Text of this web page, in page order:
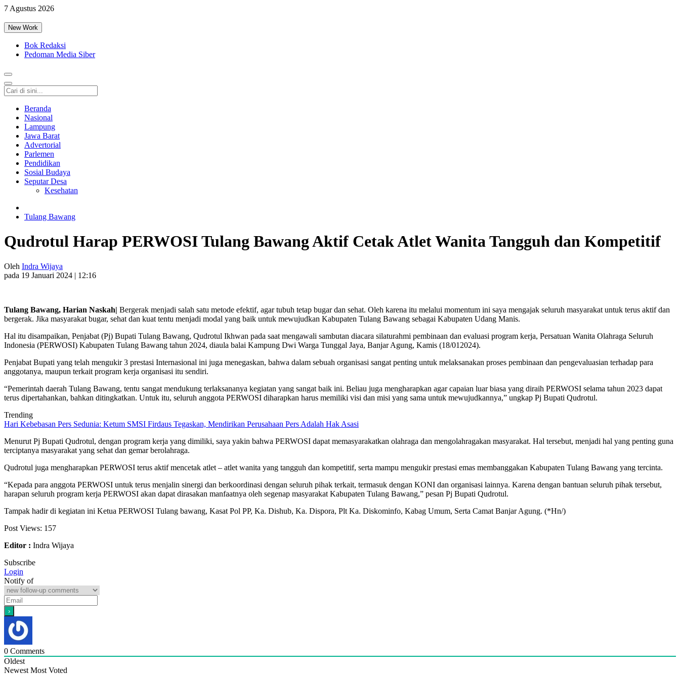
7 Agustus 2026
New Work
Bok Redaksi
Pedoman Media Siber
Beranda
Nasional
Lampung
Jawa Barat
Advertorial
Parlemen
Pendidikan
Sosial Budaya
Seputar Desa
Kesehatan
Tulang Bawang
Qudrotul Harap PERWOSI Tulang Bawang Aktif Cetak Atlet Wanita Tangguh dan Kompetitif
Oleh Indra Wijaya
pada 19 Januari 2024 | 12:16
Tulang Bawang, Harian Naskah| Bergerak menjadi salah satu metode efektif, agar tubuh tetap bugar dan sehat. Oleh karena itu melalui momentum ini saya mengajak seluruh masyarakat untuk terus aktif dan
bergerak. Jika masyarakat bugar, sehat dan kuat tentu menjadi modal yang baik untuk mewujudkan Kabupaten Tulang Bawang sebagai Kabupaten Udang Manis.
Hal itu disampaikan, Penjabat (Pj) Bupati Tulang Bawang, Qudrotul Ikhwan pada saat mengawali sambutan diacara silaturahmi pembinaan dan evaluasi program kerja, Persatuan Wanita Olahraga Seluruh
Indonesia (PERWOSI) Kabupaten Tulang Bawang tahun 2024, diaula balai Kampung Dwi Warga Tunggal Jaya, Banjar Agung, Kamis (18/012024).
Penjabat Bupati yang telah mengukir 3 prestasi Internasional ini juga menegaskan, bahwa dalam sebuah organisasi sangat penting untuk melaksanakan proses pembinaan dan pengevaluasian terhadap para
anggotanya, maupun terkait program kerja organisasi itu sendiri.
“Pemerintah daerah Tulang Bawang, tentu sangat mendukung terlaksananya kegiatan yang sangat baik ini. Beliau juga mengharapkan agar capaian luar biasa yang diraih PERWOSI selama tahun 2023 dapat
terus dipertahankan, bahkan ditingkatkan. Untuk itu, seluruh anggota PERWOSI diharapkan harus memiliki visi dan misi yang sama untuk mewujudkannya,” ungkap Pj Bupati Qudrotul.
Trending
Hari Kebebasan Pers Sedunia: Ketum SMSI Firdaus Tegaskan, Mendirikan Perusahaan Pers Adalah Hak Asasi
Menurut Pj Bupati Qudrotul, dengan program kerja yang dimiliki, saya yakin bahwa PERWOSI dapat memasyarakatkan olahraga dan mengolahragakan masyarakat. Hal tersebut, menjadi hal yang penting guna
terciptanya masyarakat yang sehat dan gemar berolahraga.
Qudrotul juga mengharapkan PERWOSI terus aktif mencetak atlet – atlet wanita yang tangguh dan kompetitif, serta mampu mengukir prestasi emas membanggakan Kabupaten Tulang Bawang yang tercinta.
“Kepada para anggota PERWOSI untuk terus menjalin sinergi dan berkoordinasi dengan seluruh pihak terkait, termasuk dengan KONI dan organisasi lainnya. Karena dengan bantuan seluruh pihak tersebut,
harapan seluruh program kerja PERWOSI akan dapat dirasakan manfaatnya oleh segenap masyarakat Kabupaten Tulang Bawang,” pesan Pj Bupati Qudrotul.
Tampak hadir di kegiatan ini Ketua PERWOSI Tulang bawang, Kasat Pol PP, Ka. Dishub, Ka. Dispora, Plt Ka. Diskominfo, Kabag Umum, Serta Camat Banjar Agung. (*Hn/)
Post Views: 157
Editor : Indra Wijaya
Subscribe
Login
Notify of
0 Comments
Oldest
Newest Most Voted